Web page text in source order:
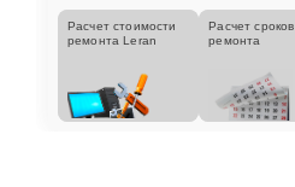
Расчет стоимости
ремонта Leran
Расчет сроков
ремонта